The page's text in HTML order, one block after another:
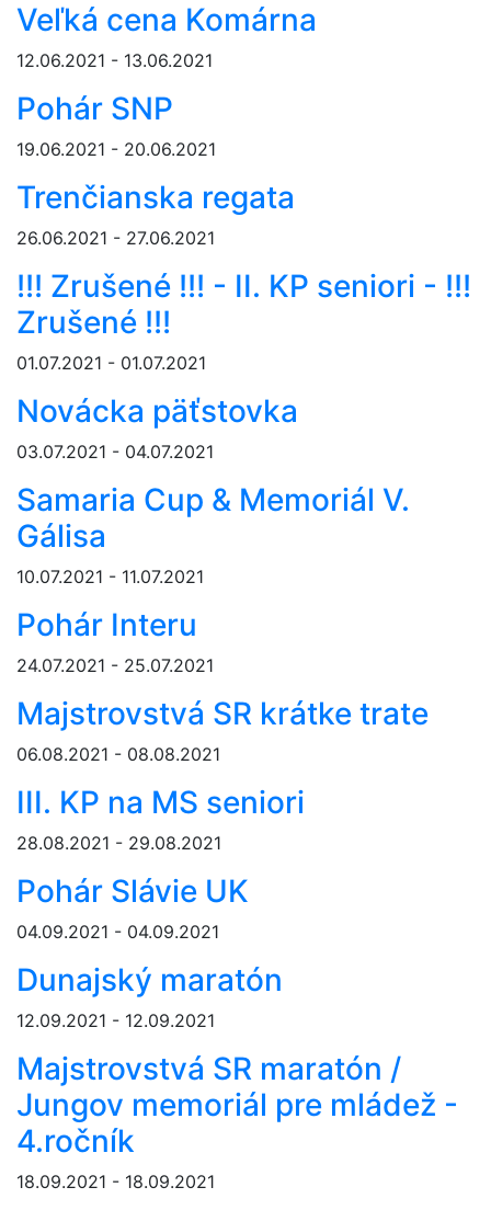
Veľká cena Komárna
12.06.2021 - 13.06.2021
Pohár SNP
19.06.2021 - 20.06.2021
Trenčianska regata
26.06.2021 - 27.06.2021
!!! Zrušené !!! - II. KP seniori - !!!
Zrušené !!!
01.07.2021 - 01.07.2021
Novácka päťstovka
03.07.2021 - 04.07.2021
Samaria Cup & Memoriál V.
Gálisa
10.07.2021 - 11.07.2021
Pohár Interu
24.07.2021 - 25.07.2021
Majstrovstvá SR krátke trate
06.08.2021 - 08.08.2021
III. KP na MS seniori
28.08.2021 - 29.08.2021
Pohár Slávie UK
04.09.2021 - 04.09.2021
Dunajský maratón
12.09.2021 - 12.09.2021
Majstrovstvá SR maratón /
Jungov memoriál pre mládež -
4.ročník
18.09.2021 - 18.09.2021